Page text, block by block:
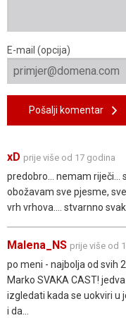
E-mail (opcija)
Pošalji komentar
xD prije više od 17 godina
predobro... nemam riječi...
obožavam sve pjesme,
vrh vrhova.... stvarnno
Malena_NS prije više od
po meni - najbolja od svih
Marko SVAKA CAST!
izgledati kada se uokviri u
i da...